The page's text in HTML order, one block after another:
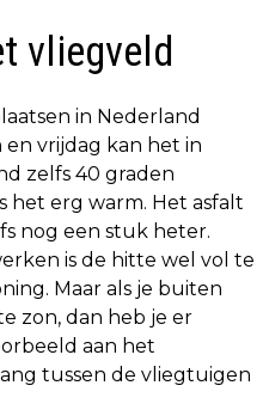
vliegveld
in Nederland
en vrijdag kan het in
zelfs 40 graden
het erg warm. Het asfalt
nog een stuk heter.
is de hitte wel vol te
Maar als je buiten
zon, dan heb je er
aan het
tussen de vliegtuigen